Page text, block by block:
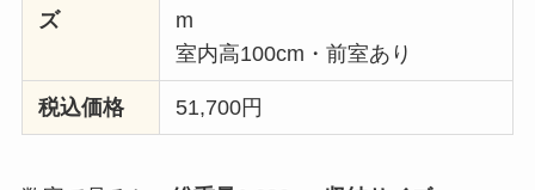
ズ
m
室内高100cm・前室あり
税込価格 51,700円